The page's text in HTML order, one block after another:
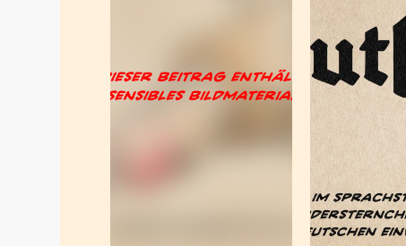
Gender-
Tipp-Ex
Wir